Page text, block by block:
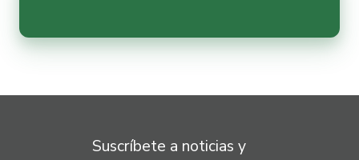
Suscríbete a noticias y